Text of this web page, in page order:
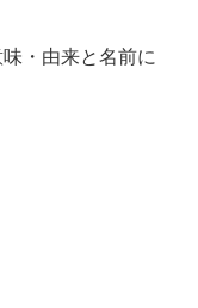
味・由来と名前に